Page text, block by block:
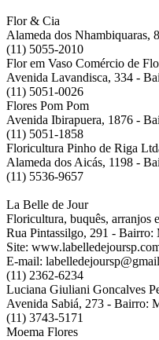
Flor & Cia
Alameda dos Nhambiquaras,
(11) 5055-2010
Flor em Vaso Comércio de
Avenida Lavandisca, 334 -
(11) 5051-0026
Flores Pom Pom
Avenida Ibirapuera, 1876 -
(11) 5051-1858
Floricultura Pinho de Riga
Alameda dos Aicás, 1198 -
(11) 5536-9657
La Belle de Jour
Floricultura, buquês, arranjos
Rua Pintassilgo, 291 - Bairro:
Site:
E-mail:
(11) 2362-6234
Luciana Giuliani Goncalves
Avenida Sabiá, 273 - Bairro:
(11) 3743-5171
Moema Flores